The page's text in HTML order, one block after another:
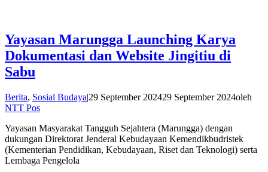
Yayasan Marungga Launching Karya
Dokumentasi dan Website Jingitiu di
Sabu
Berita, Sosial Budaya|29 September 202429 September 2024oleh
NTT Pos
Yayasan Masyarakat Tangguh Sejahtera (Marungga) dengan
dukungan Direktorat Jenderal Kebudayaan Kemendikbudristek
(Kementerian Pendidikan, Kebudayaan, Riset dan Teknologi) serta
Lembaga Pengelola